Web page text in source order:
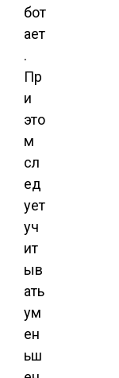
бот
ает
.
Пр
и
это
м
сл
ед
ует
уч
ит
ыв
ать
ум
ен
ьш